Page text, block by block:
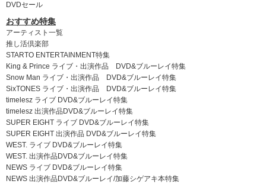
DVDセール
おすすめ特集
アーティスト一覧
推し活倶楽部
STARTO ENTERTAINMENT特集
King & Prince ライブ・出演作品 DVD&ブルーレイ特集
Snow Man ライブ・出演作品 DVD&ブルーレイ特集
SixTONES ライブ・出演作品 DVD&ブルーレイ特集
timelesz ライブ DVD&ブルーレイ特集
timelesz 出演作品DVD&ブルーレイ特集
SUPER EIGHT ライブ DVD&ブルーレイ特集
SUPER EIGHT 出演作品 DVD&ブルーレイ特集
WEST. ライブ DVD&ブルーレイ特集
WEST. 出演作品DVD&ブルーレイ特集
NEWS ライブ DVD&ブルーレイ特集
NEWS 出演作品DVD&ブルーレイ/加藤シゲアキ本特集